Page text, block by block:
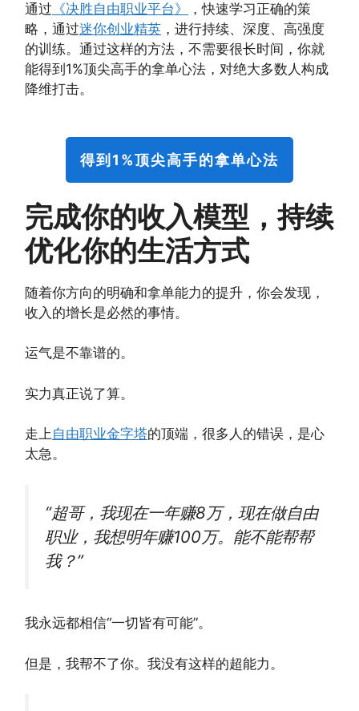
通过 《决胜自由职业平台》
，快速学习正确的策
略，通过迷你创业精英 ，进行持续、深度、高强度
的训练。通过这样的方法，不需要很长时间，你就
能得到1%顶尖高手的拿单心法，对绝大多数人构成
降维打击。
得到1%顶尖高手的拿单心法
完成你的收入模型，持续
优化你的生活方式
随着你方向的明确和拿单能力的提升，你会发现，
收入的增长是必然的事情。
运气是不靠谱的。
实力真正说了算。
走上自由职业金字塔的顶端，很多人的错误，是心
太急。
“超哥，我现在一年赚8万，现在做自由
职业，我想明年赚100万。能不能帮帮
我？”
我永远都相信“一切皆有可能”。
但是，我帮不了你。我没有这样的超能力。